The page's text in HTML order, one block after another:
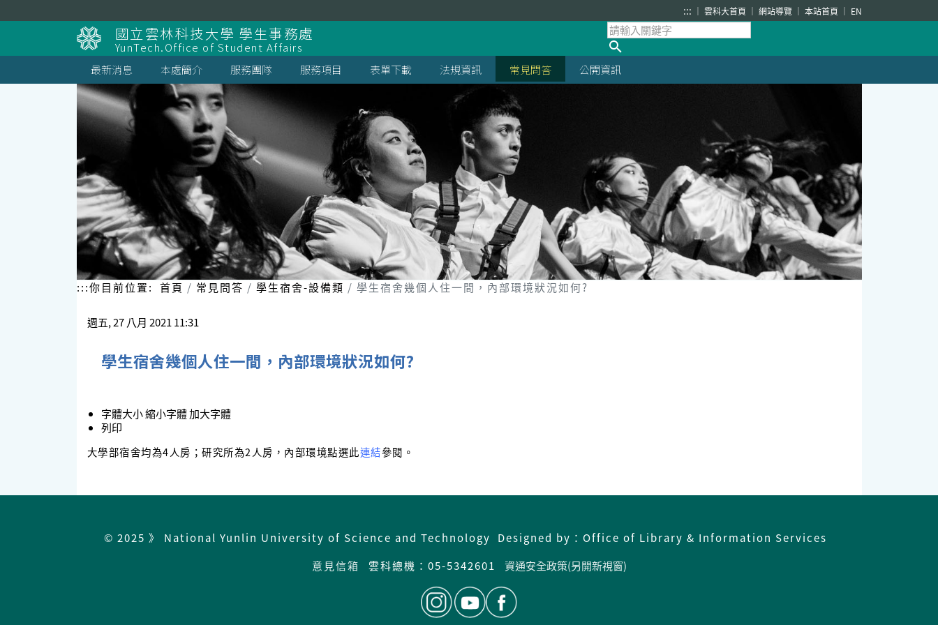
到
主
要
內
容
區
塊
::: 雲科大首頁 網站導覽 本站首頁 EN
國立雲林科技大學 學生事務處
YunTech.Office of Student Affairs
最新消息
本處簡介 服務團隊 服務項目 表單下載 法規資訊 常見問答 公開資訊
:::你目前位置: 首頁 常見問答 學生宿舍-設備類 學生宿舍幾個人住一間，內部環境狀況如何?
週五, 27 八月 2021 11:31
學生宿舍幾個人住一間，內部環境狀況如何?
字體大小縮小字體加大字體
列印
大學部宿舍均為4人房；研究所為2人房，內部環境點選此連結參閱。
© 2025 》 National Yunlin University of Science and Technology Designed by：Office of Library & Information Services
意見信箱
雲科總機：05-5342601 資通安全政策(另開新視窗)